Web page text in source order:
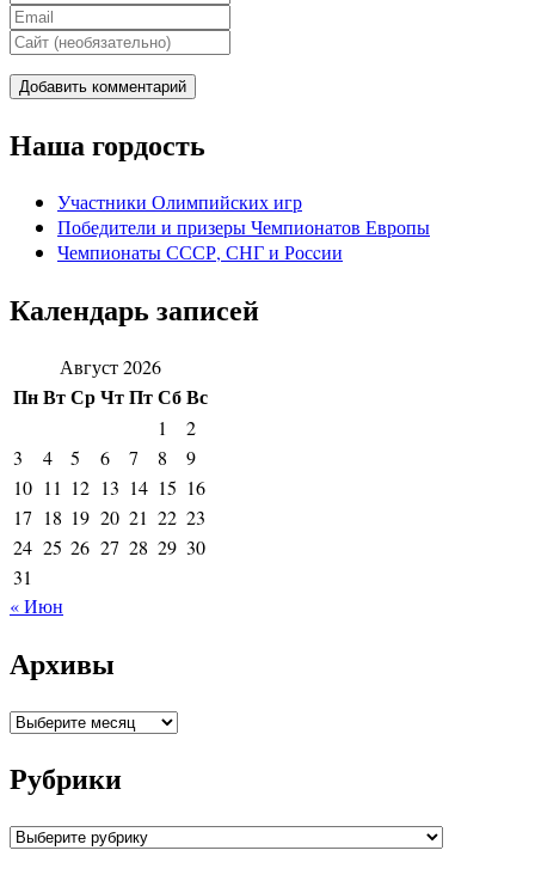
Наша гордость
Участники Олимпийских игр
Победители и призеры Чемпионатов Европы
Чемпионаты СССР, СНГ и Росcии
Календарь записей
Август 2026
ПнВтСрЧтПтСбВс
1
2
3
4 5 6 7 8
9
10 11 12 13 14 15 16
17 18 19 20 21 22 23
24 25 26 27 28 29 30
31
« Июн
Архивы
Архивы
Рубрики
Рубрики